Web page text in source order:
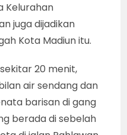
Kelurahan
juga dijadikan
Kota Madiun itu.
20 menit,
air sendang dan
barisan di gang
berada di sebelah